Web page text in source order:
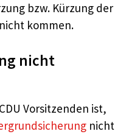
bzw. Kürzung der
kommen.
nicht
Vorsitzenden ist,
nicht